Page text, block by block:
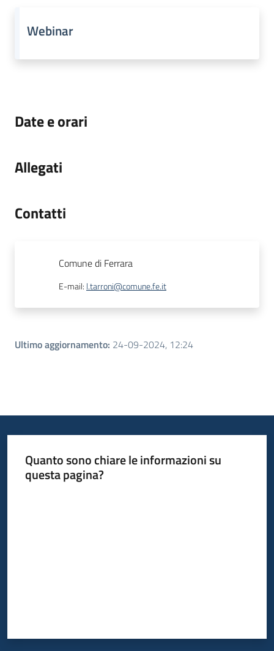
Webinar
Date e orari
Allegati
Contatti
Comune di Ferrara
E-mail: l.tarroni@comune.fe.it
Ultimo aggiornamento: 24-09-2024, 12:24
Quanto sono chiare le informazioni su
questa pagina?